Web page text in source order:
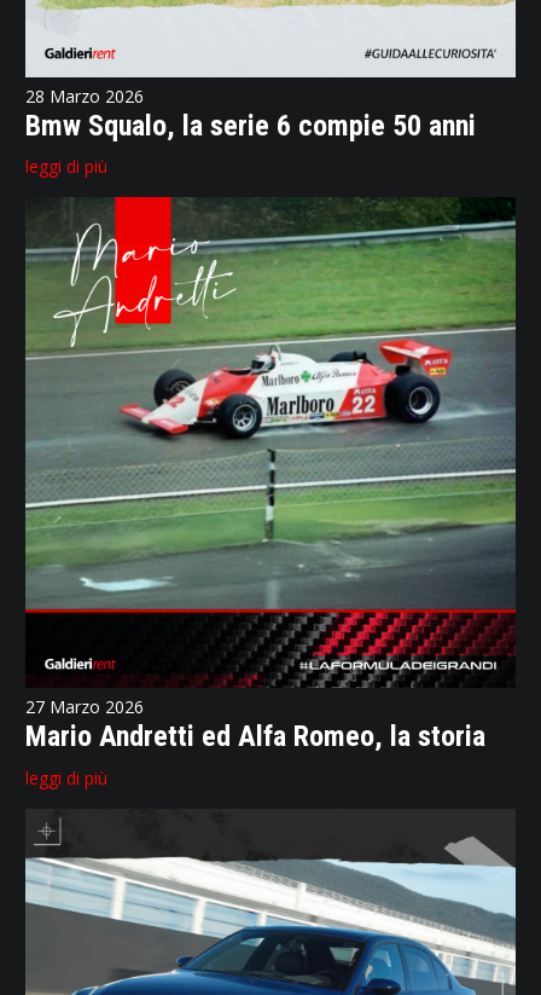
28 Marzo 2026
Bmw Squalo, la serie 6 compie 50 anni
leggi di più
27 Marzo 2026
Mario Andretti ed Alfa Romeo, la storia
leggi di più